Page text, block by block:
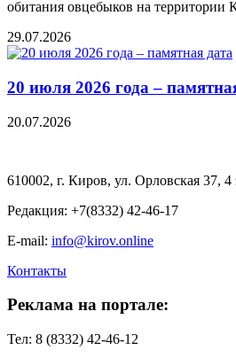
обитания овцебыков на территории
29.07.2026
20 июля 2026 года –
20.07.2026
610002, г. Киров, ул. Орловская 37, 4
Редакция: +7(8332) 42-46-17
E-mail: info@kirov.online
Контакты
Реклама на портале:
Тел: 8 (8332) 42-46-12